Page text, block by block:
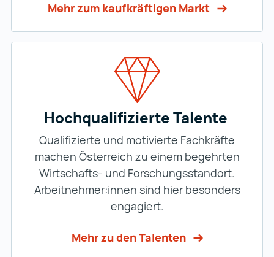
Mehr zum kaufkräftigen Markt
Hochqualifizierte Talente
Qualifizierte und motivierte Fachkräfte
machen Österreich zu einem begehrten
Wirtschafts- und Forschungsstandort.
Arbeitnehmer:innen sind hier besonders
engagiert.
Mehr zu den Talenten